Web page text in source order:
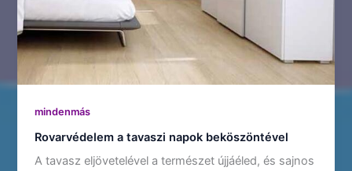
mindenmás
Rovarvédelem a tavaszi napok beköszöntével
A tavasz eljövetelével a természet újjáéled, és sajnos